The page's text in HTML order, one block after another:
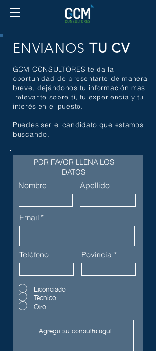
ENVIANOS TU CV
GCM CONSULTORES te da la
oportunidad de presentarte de manera
breve, dejándonos tu información mas
relevante sobre ti, tu experiencia y tu
interés en el puesto.
Puedes ser el candidato que estamos
buscando.
POR FAVOR LLENA LOS
DATOS
Nombre Apellido
Email
Teléfono Povincia
Licenciado
Técnico
Otro